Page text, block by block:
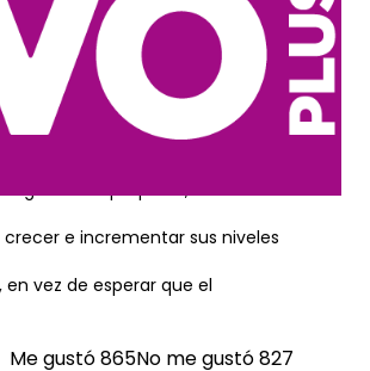
o miles de usuarios.
dentro del mundo digital, y
sea pequeño, su
e incrementar sus niveles
vez de esperar que el
Me gustó865No me gustó827